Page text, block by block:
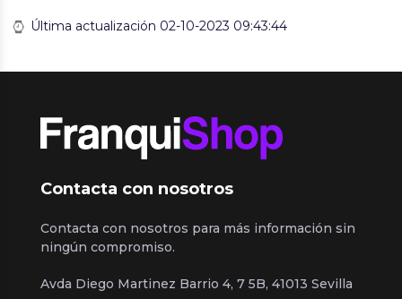
Última actualización 02-10-2023 09:43:44
Contacta con nosotros
Contacta con nosotros para más información sin
ningún compromiso.
Avda Diego Martinez Barrio 4, 7 5B, 41013 Sevilla